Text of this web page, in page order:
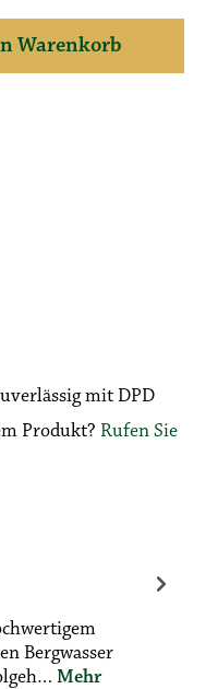
Wert
Warenkorb
mit DPD
Produkt? Rufen Sie
Bergwasser
Mehr